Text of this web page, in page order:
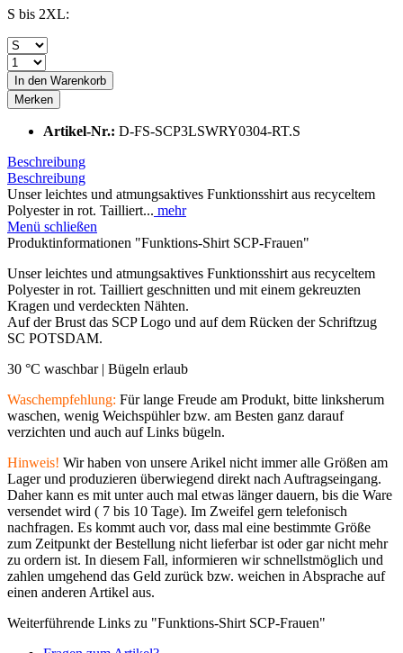
S bis 2XL:
In den Warenkorb
Merken
Artikel-Nr.: D-FS-SCP3LSWRY0304-RT.S
Beschreibung
Beschreibung
Unser leichtes und atmungsaktives Funktionsshirt aus recyceltem
Polyester in rot. Tailliert... mehr
Menü schließen
Produktinformationen "Funktions-Shirt SCP-Frauen"
Unser leichtes und atmungsaktives Funktionsshirt aus recyceltem
Polyester in rot. Tailliert geschnitten und mit einem gekreuzten
Kragen und verdeckten Nähten.
Auf der Brust das SCP Logo und auf dem Rücken der Schriftzug
SC POTSDAM.
30 °C waschbar | Bügeln erlaub
Waschempfehlung: Für lange Freude am Produkt, bitte linksherum
waschen, wenig Weichspühler bzw. am Besten ganz darauf
verzichten und auch auf Links bügeln.
Hinweis! Wir haben von unsere Arikel nicht immer alle Größen am
Lager und produzieren überwiegend direkt nach Auftragseingang.
Daher kann es mit unter auch mal etwas länger dauern, bis die Ware
versendet wird ( 7 bis 10 Tage). Im Zweifel gern telefonisch
nachfragen. Es kommt auch vor, dass mal eine bestimmte Größe
zum Zeitpunkt der Bestellung nicht lieferbar ist oder gar nicht mehr
zu ordern ist. In diesem Fall, informieren wir schnellstmöglich und
zahlen umgehend das Geld zurück bzw. weichen in Absprache auf
einen anderen Artikel aus.
Weiterführende Links zu "Funktions-Shirt SCP-Frauen"